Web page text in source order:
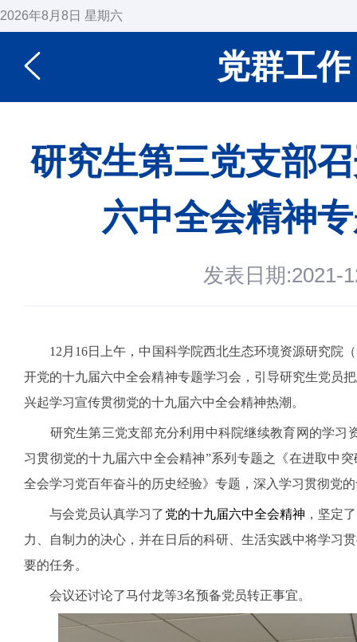
2026年8月8日 星期六
党群工作
研究生第三党支部
六中全会精神
发表日期:2021-
12 月 16日上午，中国科学院西北生态环境资源研究院
开党的十九届六中全会精神专题学习会，引导研究生党员
兴起学习宣传贯彻党的十九届六中全会精神热潮。
研究生第三党支部充分利用中科院继续教育网的学习
习贯彻党的十九届六中全会精神”系列专题之《在进取中
全会学习党百年奋斗的历史经验》专题，深入学习贯彻党
与会党员认真学习了 党的十九届六中全会精神 ，坚定
力、自制力的决心，并在日后的科研、生活实践中将学习
要的任务。
会议还讨论了马付龙等3名预备党员转正事宜。